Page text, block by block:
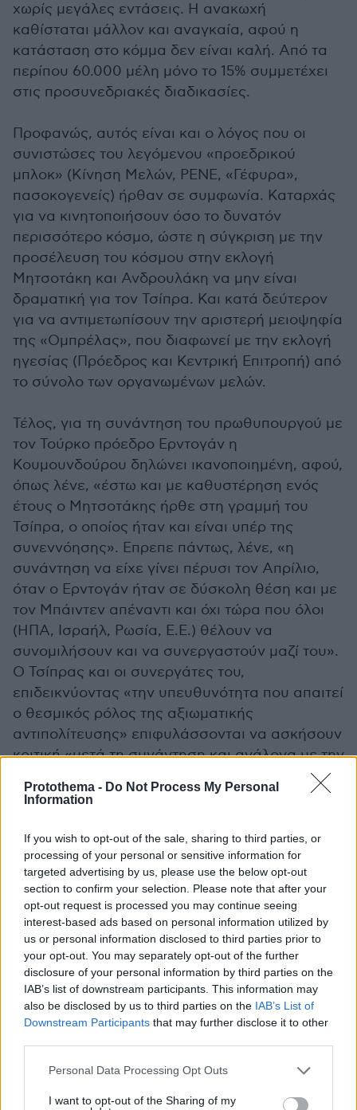
Protothema - Do Not Process My Personal
Information
If you wish to opt-out of the sale, sharing to third parties, or
processing of your personal or sensitive information for
targeted advertising by us, please use the below opt-out
section to confirm your selection. Please note that after your
opt-out request is processed you may continue seeing
interest-based ads based on personal information utilized by
us or personal information disclosed to third parties prior to
your opt-out. You may separately opt-out of the further
disclosure of your personal information by third parties on the
IAB’s list of downstream participants. This information may
also be disclosed by us to third parties on the IAB’s List of
Downstream Participants that may further disclose it to other
Please note that this website/app uses one or more Google
not limited to your visit or usage behaviour. You may click to
Personal Data Processing Opt Outs
I want to opt-out of the Sharing of my
χωρίς μεγάλες εντάσεις. Η ανακωχή
καθίσταται μάλλον και αναγκαία, αφού η
κατάσταση στο κόμμα δεν είναι καλή. Από τα
περίπου 60.000 μέλη μόνο το 15% συμμετέχει
στις προσυνεδριακές διαδικασίες.
Προφανώς, αυτός είναι και ο λόγος που οι
συνιστώσες του λεγόμενου «προεδρικού
μπλοκ» (Κίνηση Μελών, ΡΕΝΕ, «Γέφυρα»,
πασοκογενείς) ήρθαν σε συμφωνία. Καταρχάς
για να κινητοποιήσουν όσο το δυνατόν
περισσότερο κόσμο, ώστε η σύγκριση με την
προσέλευση του κόσμου στην εκλογή
Μητσοτάκη και Ανδρουλάκη να μην είναι
δραματική για τον Τσίπρα. Και κατά δεύτερον
για να αντιμετωπίσουν την αριστερή μειοψηφία
της «Ομπρέλας», που διαφωνεί με την εκλογή
ηγεσίας (Πρόεδρος και Κεντρική Επιτροπή) από
το σύνολο των οργανωμένων μελών.
Τέλος, για τη συνάντηση του πρωθυπουργού με
τον Τούρκο πρόεδρο Ερντογάν η
Κουμουνδούρου δηλώνει ικανοποιημένη, αφού,
όπως λένε, «έστω και με καθυστέρηση ενός
έτους ο Μητσοτάκης ήρθε στη γραμμή του
Τσίπρα, ο οποίος ήταν και είναι υπέρ της
συνεννόησης». Επρεπε πάντως, λένε, «η
συνάντηση να είχε γίνει πέρυσι τον Απρίλιο,
όταν ο Ερντογάν ήταν σε δύσκολη θέση και με
τον Μπάιντεν απέναντι και όχι τώρα που όλοι
(ΗΠΑ, Ισραήλ, Ρωσία, Ε.Ε.) θέλουν να
συνομιλήσουν και να συνεργαστούν μαζί του».
Ο Τσίπρας και οι συνεργάτες του,
επιδεικνύοντας «την υπευθυνότητα που απαιτεί
ο θεσμικός ρόλος της αξιωματικής
αντιπολίτευσης» επιφυλάσσονται να ασκήσουν
κριτική «μετά τη συνάντηση και ανάλογα με την
τους»...
Ακολουθήστε το protothema.gr στο Google News
και μάθετε πρώτοι όλες τις ειδήσεις
Δείτε όλες τις τελευταίεςΕιδήσειςαπό την Ελλάδα
και τον Κόσμο, τη στιγμή που συμβαίνουν, στο
Protothema.gr
ΡΟΗ ΕΙΔΗΣΕΩΝ
πριν 31 λεπτά